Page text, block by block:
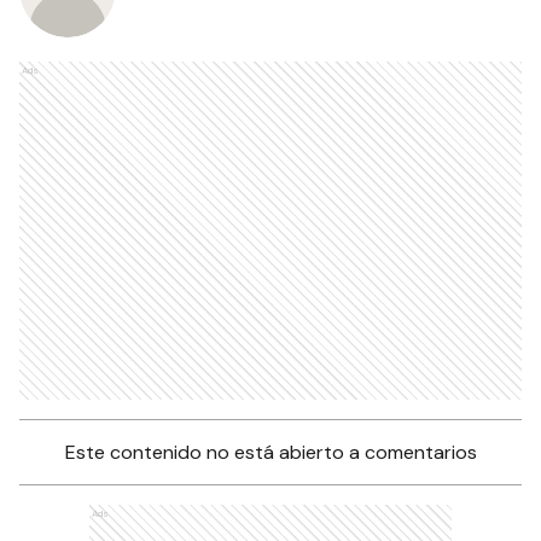
Ads
Este contenido no está abierto a comentarios
Ads